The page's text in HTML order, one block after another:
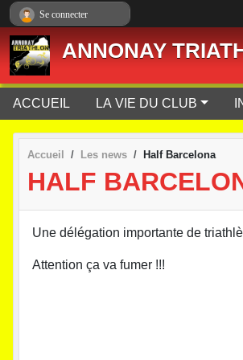
ANNONAY
ACCUEIL LA VIE DU CLUB
Accueil Les news Half Barcelona
HALF
Une délégation importante de
Attention ça va fumer !!!
Se connecter
Panneau de gestion des cookies